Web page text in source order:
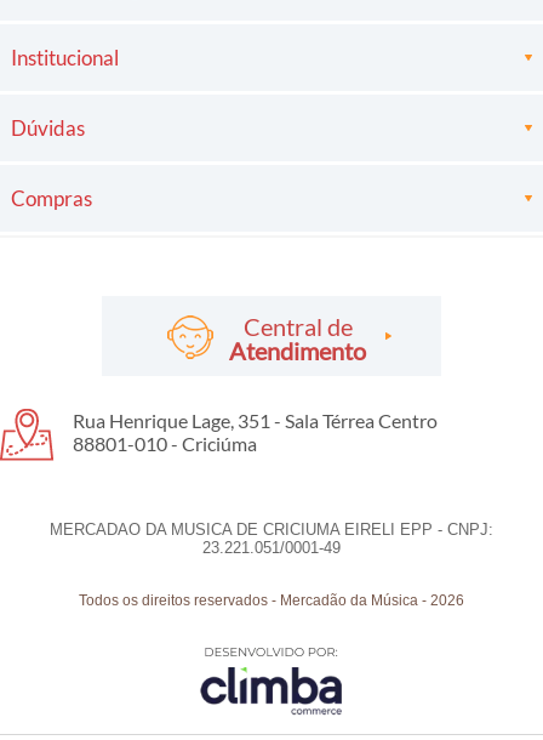
Institucional
Dúvidas
Compras
Central de
Atendimento
Rua Henrique Lage, 351 - Sala Térrea Centro
88801-010 - Criciúma
MERCADAO DA MUSICA DE CRICIUMA EIRELI EPP - CNPJ:
23.221.051/0001-49
Todos os direitos reservados -Mercadão da Música -2026